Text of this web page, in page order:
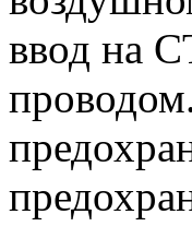
ввод на